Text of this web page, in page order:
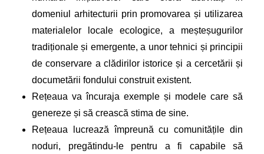
domeniul arhitecturii prin promovarea și utilizarea
materialelor locale ecologice, a meșteșugurilor
tradiționale și emergente, a unor tehnici și principii
de conservare a clădirilor istorice și a cercetării și
documetării fondului construit existent.
Rețeaua va încuraja exemple și modele care să
genereze și să crească stima de sine.
Rețeaua lucrează împreună cu comunitățile din
noduri, pregătindu-le pentru a fi capabile să